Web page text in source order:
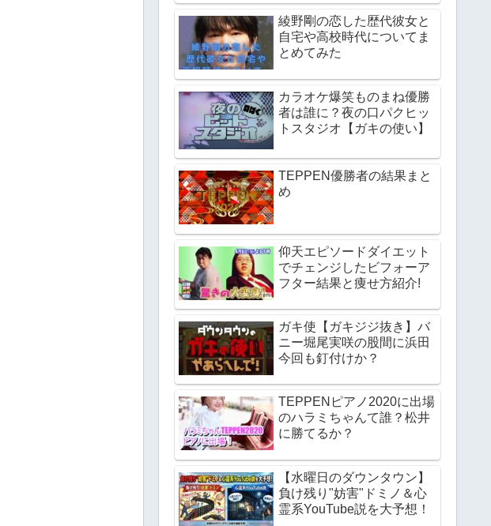
綾野剛の恋した歴代彼女と
自宅や高校時代についてま
とめてみた
カラオケ爆笑ものまね優勝
者は誰に？夜の口パクヒッ
トスタジオ【ガキの使い】
TEPPEN優勝者の結果まと
め
仰天エピソードダイエット
でチェンジしたビフォーア
フター結果と痩せ方紹介!
ガキ使【ガキジジ抜き】バ
ニー堀尾実咲の股間に浜田
今回も釘付けか？
TEPPENピアノ2020に出場
のハラミちゃんて誰？松井
に勝てるか？
【水曜日のダウンタウン】
負け残り"妨害"ドミノ＆心
霊系YouTube説を大予想！